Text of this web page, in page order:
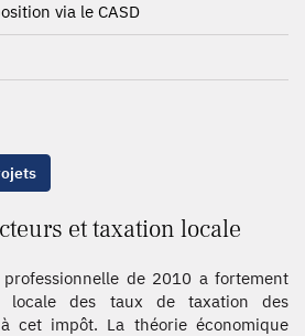
via le CASD
et taxation locale
de 2010 a fortement
locale des taux de taxation des
cet impôt. La théorie économique